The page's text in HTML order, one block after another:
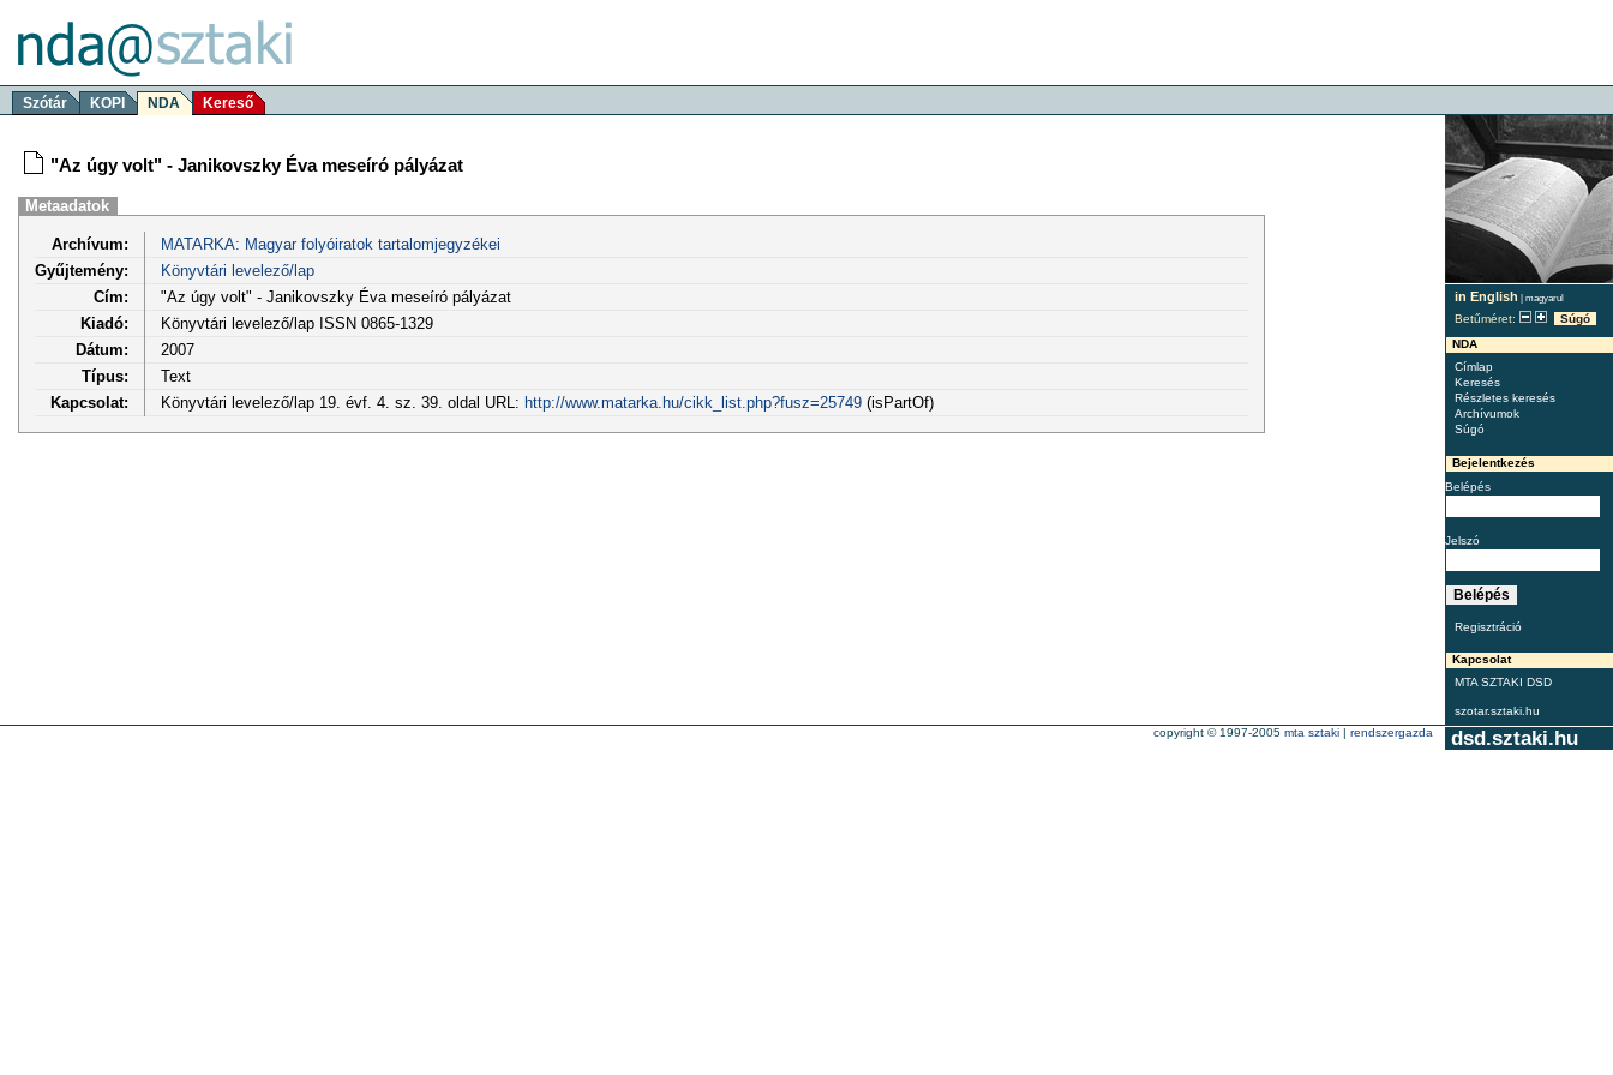
Szótár KOPI NDA Kereső
in English | magyarul
Betűméret:
Súgó
NDA
Címlap
Keresés
Részletes keresés
Archívumok
Súgó
Bejelentkezés
Belépés
Jelszó
Regisztráció
Kapcsolat
MTA SZTAKI DSD
szotar.sztaki.hu
"Az úgy volt" - Janikovszky Éva meseíró pályázat
Metaadatok
Archívum:
MATARKA: Magyar folyóiratok tartalomjegyzékei
Gyűjtemény:
Könyvtári levelező/lap
Cím:
"Az úgy volt" - Janikovszky Éva meseíró pályázat
Kiadó:
Könyvtári levelező/lap ISSN 0865-1329
Dátum:
2007
Típus:
Text
Kapcsolat:
Könyvtári levelező/lap 19. évf. 4. sz. 39. oldal URL: http://www.matarka.hu/cikk_list.php?fusz=25749(isPartOf)
dsd.sztaki.hu
copyright © 1997-2005 mta sztaki | rendszergazda